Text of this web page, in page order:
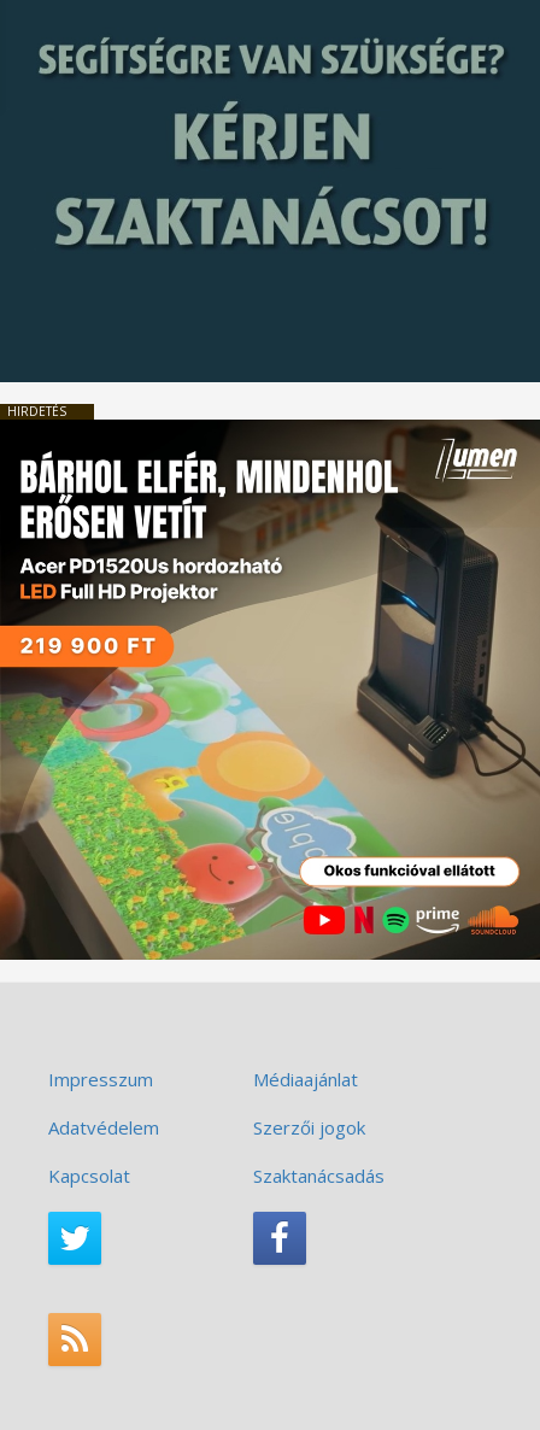
HIRDETÉS
Impresszum
Médiaajánlat
Adatvédelem
Szerzői jogok
Kapcsolat
Szaktanácsadás